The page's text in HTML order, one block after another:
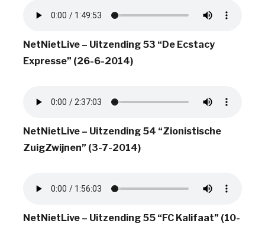
NetNietLive – Uitzending 53 “De Ecstacy
Expresse” (26-6-2014)
NetNietLive – Uitzending 54 “Zionistische
ZuigZwijnen” (3-7-2014)
NetNietLive – Uitzending 55 “FC Kalifaat” (10-